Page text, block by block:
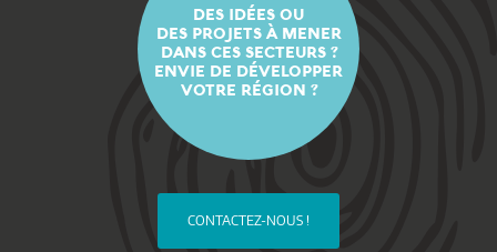
DES IDÉES OU
DES PROJETS À MENER
DANS CES SECTEURS ?
ENVIE DE DÉVELOPPER
VOTRE RÉGION ?
CONTACTEZ-NOUS !